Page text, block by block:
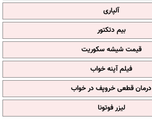
آلپاری
بیم دتکتور
قیمت شیشه سکوریت
فیلم آپنه خواب
درمان قطعی خروپف در خواب
لیزر فوتونا